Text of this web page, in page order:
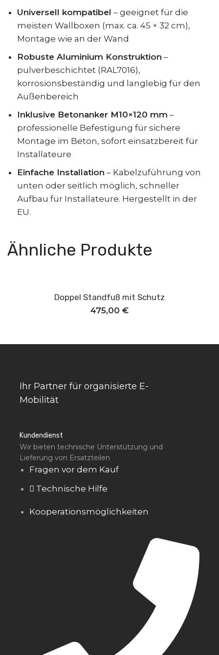
Universell kompatibel – geeignet für die
meisten Wallboxen (max. ca. 45 × 32 cm),
Montage wie an der Wand
Robuste Aluminium Konstruktion –
pulverbeschichtet (RAL7016),
korrosionsbeständig und langlebig für den
Außenbereich
Inklusive Betonanker M10×120 mm –
professionelle Befestigung für sichere
Montage im Beton, sofort einsatzbereit für
Installateure
Einfache Installation – Kabelzuführung von
unten oder seitlich möglich, schneller
Aufbau für Installateure. Hergestellt in der
EU.
Ähnliche Produkte
In den Warenkorb
Doppel Standfuß mit Schutz
475,00 €
Ihr Partner für organisierte E-
Mobilität
Kundendienst
Wir bieten technische Unterstützung und
Lieferung von Ersatzteilen
Fragen vor dem Kauf
Technische Hilfe
Kooperationsmöglichkeiten